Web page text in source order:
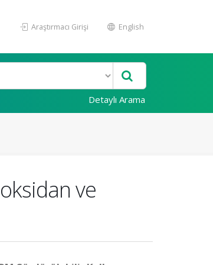
Araştırmacı Girişi English
Detaylı Arama
ve